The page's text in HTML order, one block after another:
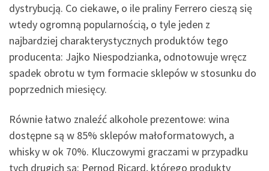
dystrybucją. Co ciekawe, o ile praliny Ferrero cieszą się
wtedy ogromną popularnością, o tyle jeden z
najbardziej charakterystycznych produktów tego
producenta: Jajko Niespodzianka, odnotowuje wręcz
spadek obrotu w tym formacie sklepów w stosunku do
poprzednich miesięcy.
Równie łatwo znaleźć alkohole prezentowe: wina
dostępne są w 85% sklepów małoformatowych, a
whisky w ok 70%. Kluczowymi graczami w przypadku
tych drugich są: Pernod Ricard, którego produkty